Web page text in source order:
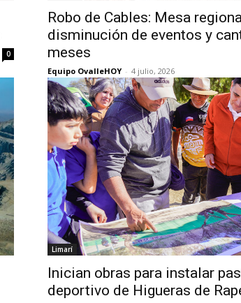
0
Robo de Cables: Mesa
disminución de eventos y
meses
Equipo OvalleHOY - 4 julio, 2026
Limarí
Inician obras para instalar
deportivo de Higueras de